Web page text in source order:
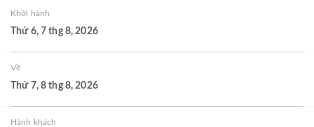
Khởi hành
Thứ 6, 7 thg 8, 2026
Về
Thứ 7, 8 thg 8, 2026
Hành khách